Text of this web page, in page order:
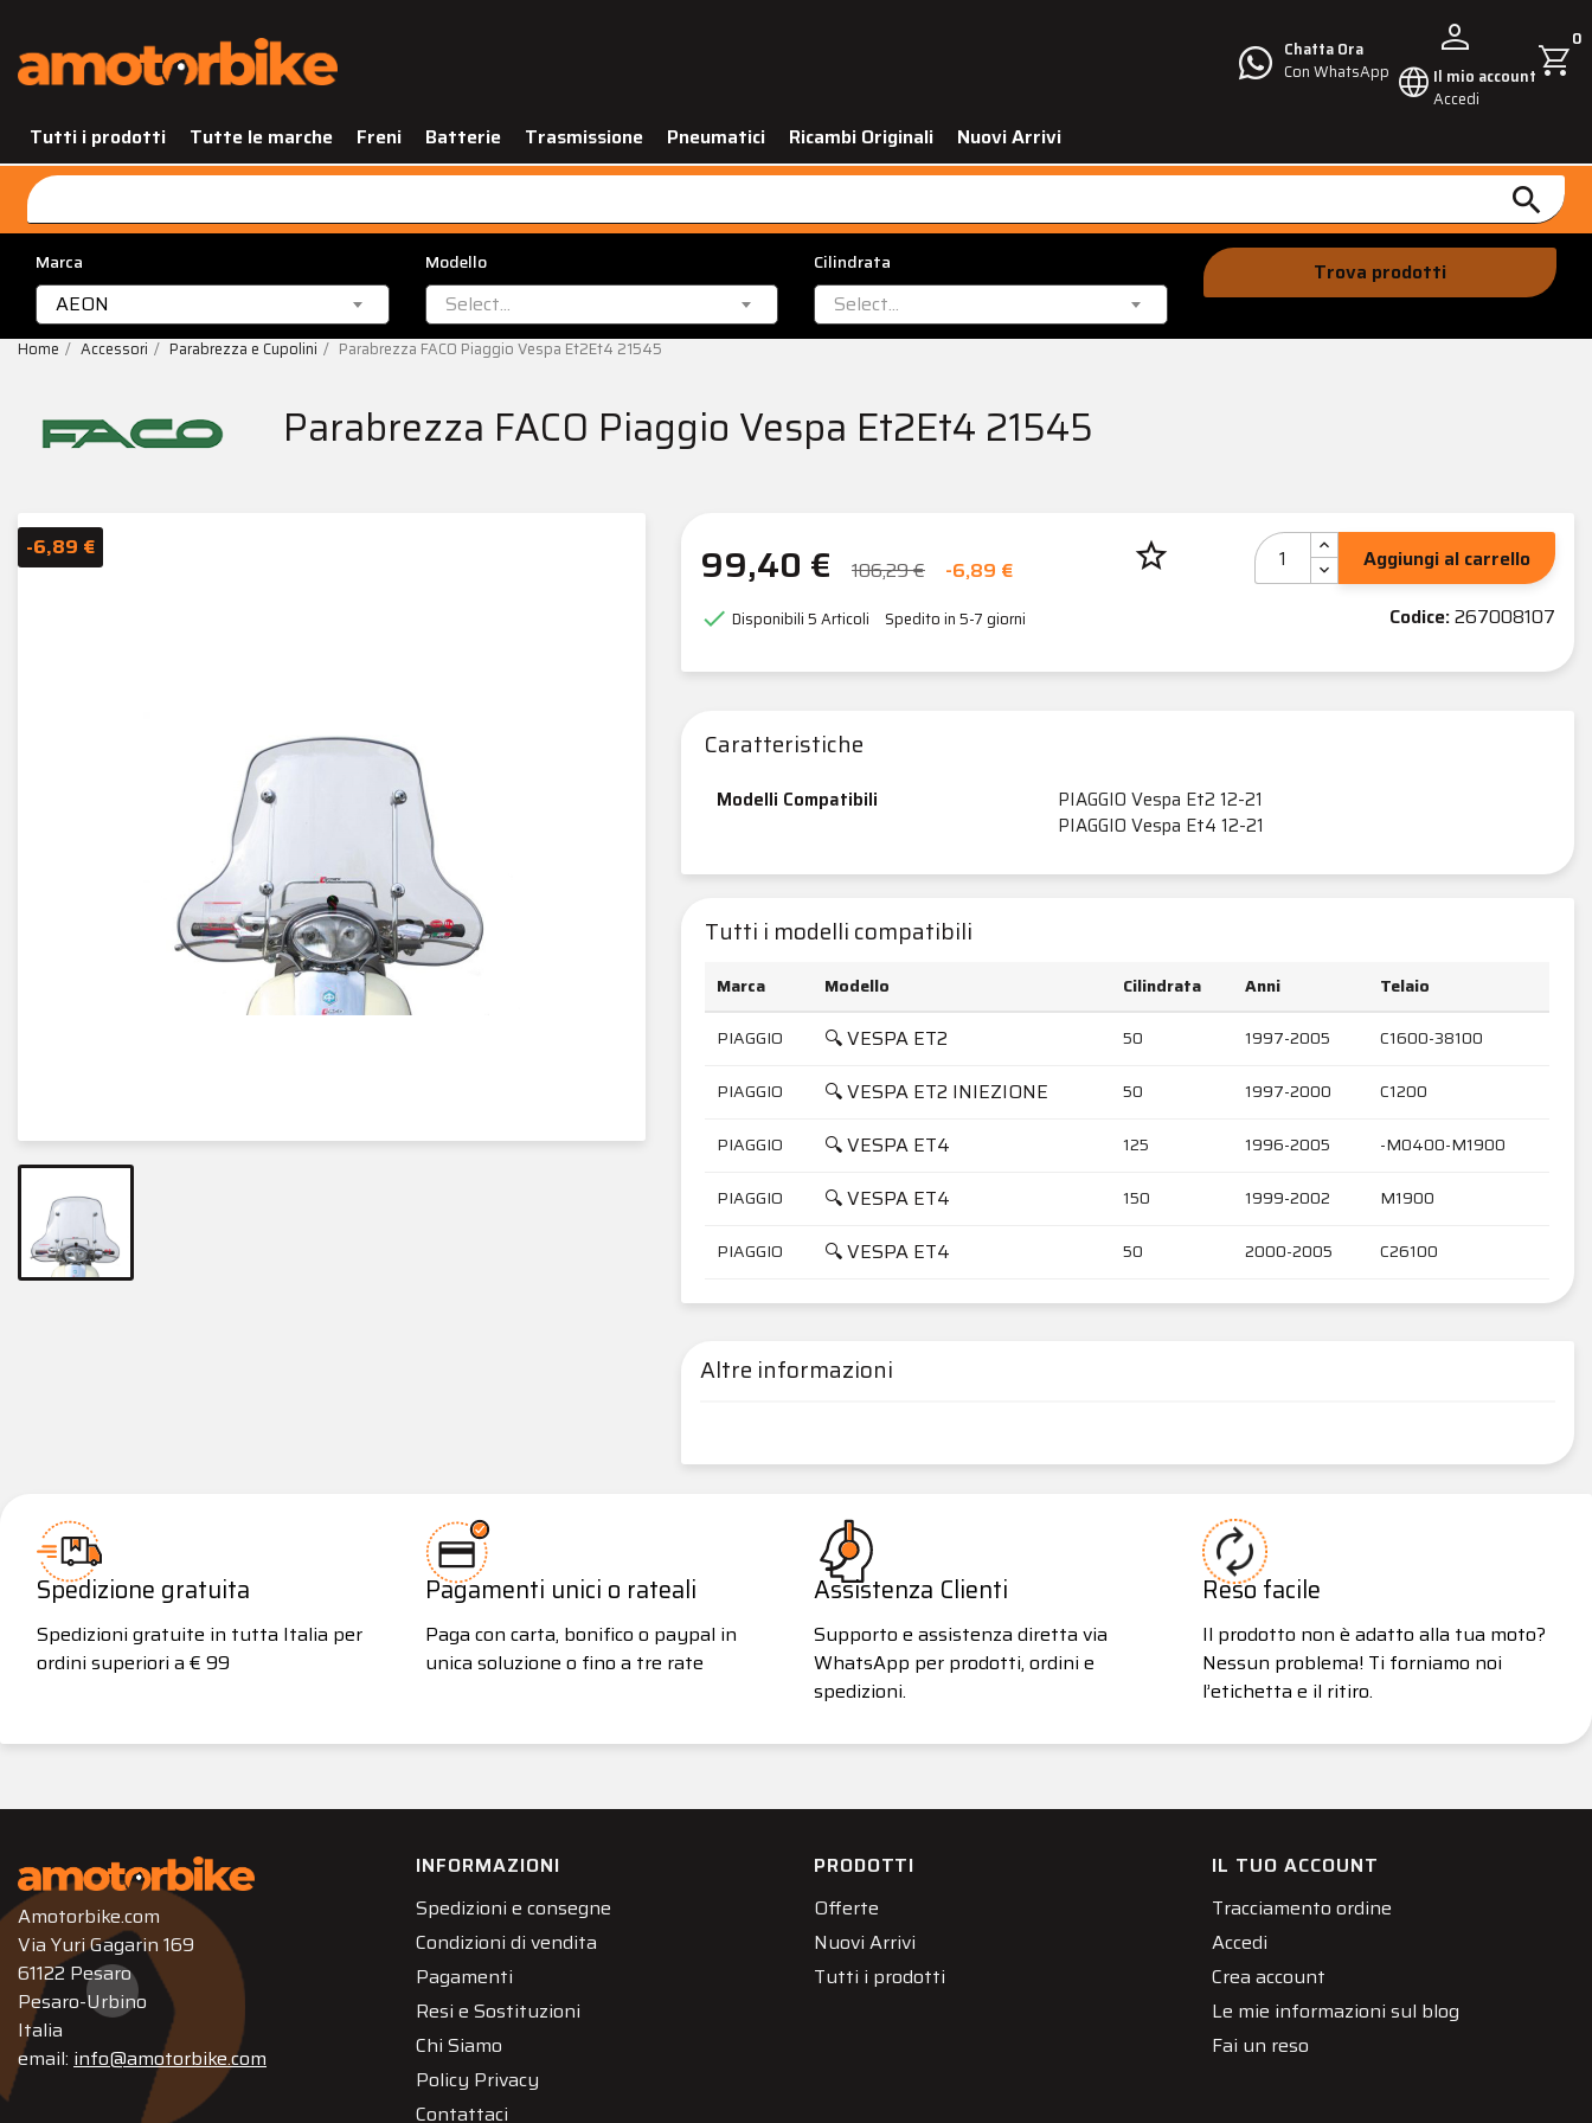
shopping_cart0
person
Il mio account
Accedi
language
Chatta Ora
Con WhatsApp
Tutti i prodotti Tutte le marche Freni Batterie Trasmissione Pneumatici Ricambi Originali Nuovi Arrivi
search
Marca
AEON
Modello
Select...
Cilindrata
Select...
Trova prodotti
Home Accessori Parabrezza e Cupolini Parabrezza FACO Piaggio Vespa Et2Et4 21545
Parabrezza FACO Piaggio Vespa Et2Et4 21545
-6,89 € 99,40 € 106,29 € -6,89 €
 Disponibili5 Articoli Spedito in 5-7 giorni
star_border
Aggiungi al carrello
Codice:267008107
Caratteristiche
Modelli Compatibili
PIAGGIO Vespa Et2 12-21
PIAGGIO Vespa Et4 12-21
Tutti i modelli compatibili
Marca Modello Cilindrata Anni
Telaio
PIAGGIO
🔍 VESPA ET2 50 1997-2005 C1600-38100
PIAGGIO 🔍 VESPA ET2 INIEZIONE 50 1997-2000 C1200
PIAGGIO 🔍 VESPA ET4 125 1996-2005 -M0400-M1900
PIAGGIO 🔍 VESPA ET4 150 1999-2002 M1900
PIAGGIO 🔍 VESPA ET4 50 2000-2005 C26100
Altre informazioni
Spedizione gratuita
Spedizioni gratuite in tutta Italia per
ordini superiori a € 99
Pagamenti unici o rateali
Paga con carta, bonifico o paypal in
unica soluzione o fino a tre rate
Assistenza Clienti
Supporto e assistenza diretta via
WhatsApp per prodotti, ordini e
spedizioni.
Reso facile
Il prodotto non è adatto alla tua moto?
Nessun problema! Ti forniamo noi
l’etichetta e il ritiro.
Amotorbike.com
Via Yuri Gagarin 169
61122 Pesaro
Pesaro-Urbino
Italia
email: info@amotorbike.com
INFORMAZIONI
Spedizioni e consegne
Condizioni di vendita
Pagamenti
Resi e Sostituzioni
Chi Siamo
Policy Privacy
Contattaci
PRODOTTI
Offerte
Nuovi Arrivi
Tutti i prodotti
IL TUO ACCOUNT
Tracciamento ordine
Accedi
Crea account
Le mie informazioni sul blog
Fai un reso